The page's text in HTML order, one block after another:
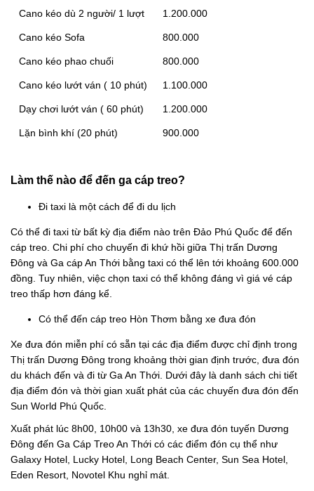
Cano kéo dù 2 người/ 1 lượt 1.200.000
Cano kéo Sofa 800.000
Cano kéo phao chuối 800.000
Cano kéo lướt ván ( 10 phút) 1.100.000
Dạy chơi lướt ván ( 60 phút) 1.200.000
Lặn bình khí (20 phút) 900.000
Làm thế nào để đến ga cáp treo?
Đi taxi là một cách để đi du lịch
Có thể đi taxi từ bất kỳ địa điểm nào trên Đảo Phú Quốc để đến
cáp treo. Chi phí cho chuyến đi khứ hồi giữa Thị trấn Dương
Đông và Ga cáp An Thới bằng taxi có thể lên tới khoảng 600.000
đồng. Tuy nhiên, việc chọn taxi có thể không đáng vì giá vé cáp
treo thấp hơn đáng kể.
Có thể đến cáp treo Hòn Thơm bằng xe đưa đón
Xe đưa đón miễn phí có sẵn tại các địa điểm được chỉ định trong
Thị trấn Dương Đông trong khoảng thời gian định trước, đưa đón
du khách đến và đi từ Ga An Thới. Dưới đây là danh sách chi tiết
địa điểm đón và thời gian xuất phát của các chuyến đưa đón đến
Sun World Phú Quốc.
Xuất phát lúc 8h00, 10h00 và 13h30, xe đưa đón tuyến Dương
Đông đến Ga Cáp Treo An Thới có các điểm đón cụ thể như
Galaxy Hotel, Lucky Hotel, Long Beach Center, Sun Sea Hotel,
Eden Resort, Novotel Khu nghỉ mát.